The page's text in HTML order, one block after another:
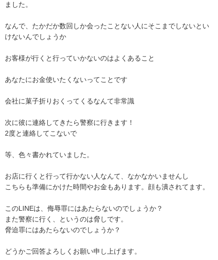
ました。
なんで、たかだか数回しか会ったことない人にそこまでしないとい
けないんでしょうか
お客様が行くと行っていかないのはよくあること
あなたにお金使いたくないってことです
会社に菓子折りおくってくるなんて非常識
次に彼に連絡してきたら警察に行きます！
2度と連絡してこないで
等、色々書かれていました。
お店に行くと行って行かない人なんて、なかなかいませんし
こちらも準備にかけた時間やお金もあります。顔も潰されてます。
このLINEは、侮辱罪にはあたらないのでしょうか？
また警察に行く、というのは脅しです。
脅迫罪にはあたらないのでしょうか？
どうかご回答よろしくお願い申し上げます。